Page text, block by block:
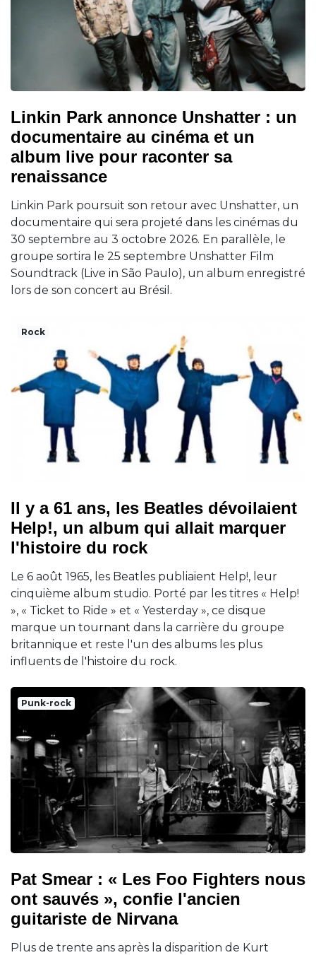
Linkin Park annonce Unshatter : un
documentaire au cinéma et un
album live pour raconter sa
renaissance
Linkin Park poursuit son retour avec Unshatter, un
documentaire qui sera projeté dans les cinémas du
30 septembre au 3 octobre 2026. En parallèle, le
groupe sortira le 25 septembre Unshatter Film
Soundtrack (Live in São Paulo), un album enregistré
lors de son concert au Brésil.
Rock
Il y a 61 ans, les Beatles dévoilaient
Help!, un album qui allait marquer
l'histoire du rock
Le 6 août 1965, les Beatles publiaient Help!, leur
cinquième album studio. Porté par les titres « Help!
», « Ticket to Ride » et « Yesterday », ce disque
marque un tournant dans la carrière du groupe
britannique et reste l'un des albums les plus
influents de l'histoire du rock.
Punk-rock
Pat Smear : « Les Foo Fighters nous
ont sauvés », confie l'ancien
guitariste de Nirvana
Plus de trente ans après la disparition de Kurt